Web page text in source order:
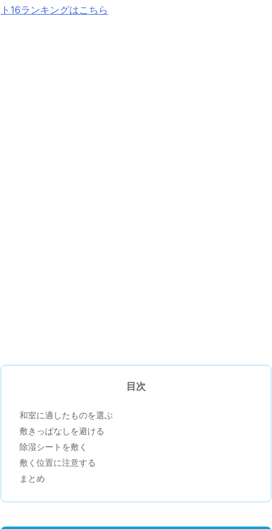
ト16ランキングはこちら
目次
和室に適したものを選ぶ
敷きっぱなしを避ける
除湿シートを敷く
敷く位置に注意する
まとめ